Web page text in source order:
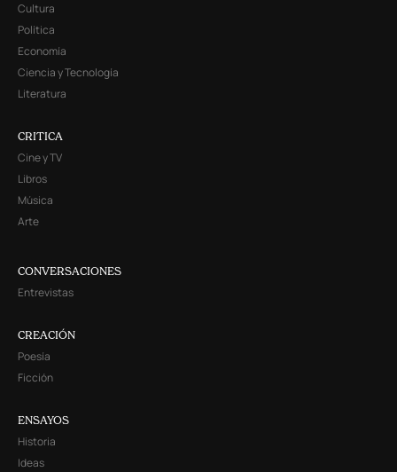
Cultura
Política
Economía
Ciencia y Tecnología
Literatura
CRITICA
Cine y TV
Libros
Música
Arte
CONVERSACIONES
Entrevistas
CREACIÓN
Poesía
Ficción
ENSAYOS
Historia
Ideas